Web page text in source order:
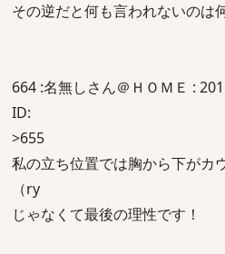
その逆だと何も言われないのは
664 :名無しさん＠ＨＯＭＥ :
ID:
>655
私の立ち位置では胸から下がカ
（ry
じゃなくて最後の理性です！